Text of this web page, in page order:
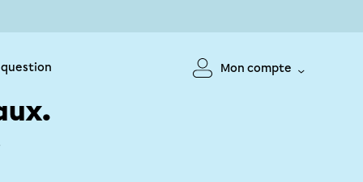
Mon compte